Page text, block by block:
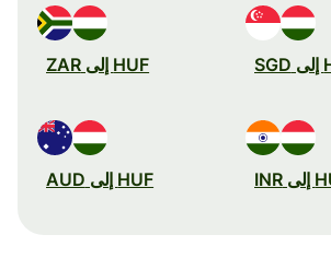
HUF إلى ZAR
HUF إلى AUD